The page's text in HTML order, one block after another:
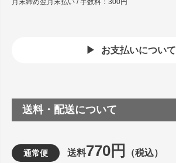
月末締め翌月末払い / 手数料：300円
お支払いについて
送料・配送について
通常便 送料770円 （税込）